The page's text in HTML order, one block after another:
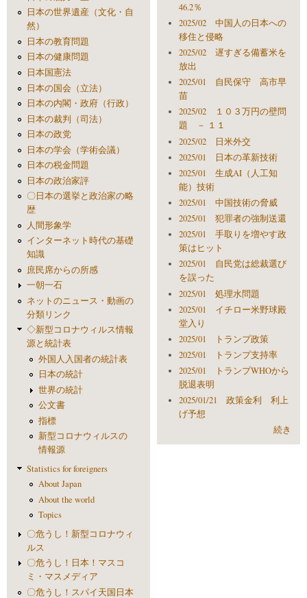
日本の世界遺産（文化・自
然）
日本の教育問題
日本の健康問題
日本国憲法
日本の国会（立法）
日本の内閣・政府（行政）
日本の裁判（司法）
日本の政党
日本の学会（学術会議）
日本の税金問題
日本の政治家評
〇日本の選挙と政治家の略
歴
人間形象学
インターネット時代の基礎
知識
庶民席からの所感
一朝一石
ネットのニュース・動画の
分類リンク
◇新型コロナウィルス情報
源と統計表
外国人入国者の統計表
日本の統計
世界の統計
公文書
指標
新型コロナウィルスの
情報源
Statistics for foreigners
About Japan
About the world
Topics
〇危うし！新型コロナウィ
ルス
〇危うし！日本！マスコ
ミ・マスメディア
〇危うし！スパイ天国日本
46.2％
2025/02 中国人の日本への
移住と侵略
2025/02 遅すぎる備蓄米を
放出
2025/01 自民保守 高市早
苗
2025/02 １０３万円の壁問
題 － １１
2025/02 日米外交
2025/01 日本の革新技術
2025/01 生成AI（人工知
能）技術
2025/01 中国技術の脅威
2025/01 犯罪者の強制送還
2025/01 手取りを増やす政
策はヒット
2025/01 自民党は総裁選び
を誤った
2025/01 処理水問題
2025/01 イチロー米野球殿
堂入り
2025/01 トランプ政策
2025/01 トランプ支持率
2025/01 トランプWHOから
脱退表明
2025/01/21 政策金利 利上
げ予想
続き